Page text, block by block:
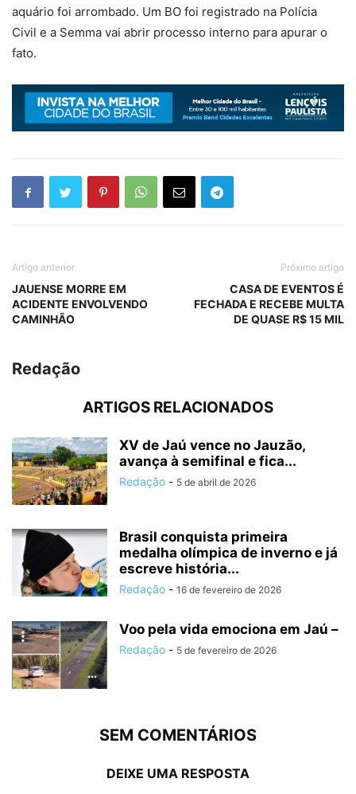
aquário foi arrombado. Um BO foi registrado na Polícia
Civil e a Semma vai abrir processo interno para apurar o
fato.
Artigo anterior
JAUENSE MORRE EM
ACIDENTE ENVOLVENDO
CAMINHÃO
Próximo artigo
CASA DE EVENTOS É
FECHADA E RECEBE MULTA
DE QUASE R$ 15 MIL
Redação
ARTIGOS RELACIONADOS
XV de Jaú vence no Jauzão,
avança à semifinal e fica...
Redação - 5 de abril de 2026
Brasil conquista primeira
medalha olímpica de inverno e já
escreve história...
Redação - 16 de fevereiro de 2026
Voo pela vida emociona em Jaú –
Redação - 5 de fevereiro de 2026
SEM COMENTÁRIOS
DEIXE UMA RESPOSTA